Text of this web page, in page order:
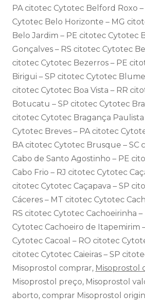
PA citotec Cytotec Belford Roxo
Cytotec Belo Horizonte – MG
Belo Jardim – PE citotec Cytotec
Gonçalves – RS citotec Cytotec
citotec Cytotec Bezerros – PE
Birigui – SP citotec Cytotec
citotec Cytotec Boa Vista – RR
Botucatu – SP citotec Cytotec
citotec Cytotec Bragança
Cytotec Breves – PA citotec
BA citotec Cytotec Brusque – SC
Cabo de Santo Agostinho – PE
Cabo Frio – RJ citotec Cytotec
citotec Cytotec Caçapava – SP
Cáceres – MT citotec Cytotec
RS citotec Cytotec Cachoeirinha
Cytotec Cachoeiro de Itapemirim
Cytotec Cacoal – RO citotec
citotec Cytotec Caieiras – SP
Misoprostol comprar, Misoprostol
Misoprostol preço, Misoprostol
aborto, comprar Misoprostol